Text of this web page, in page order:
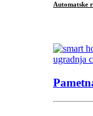
Automatske